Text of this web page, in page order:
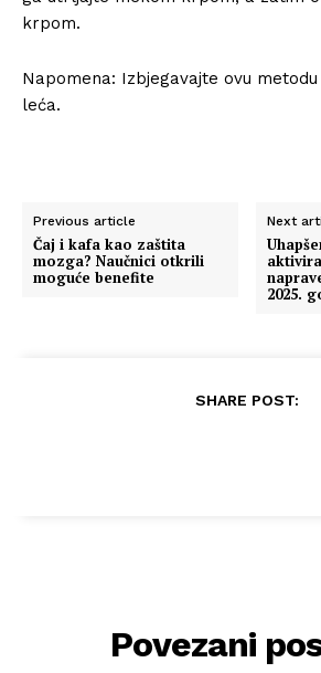
krpom.
Napomena: Izbjegavajte ovu
leća.
Previous article
Čaj i kafa kao zaštita
mozga? Naučnici otkrili
moguće benefite
Next
2025.
SHARE POST:
Povezani